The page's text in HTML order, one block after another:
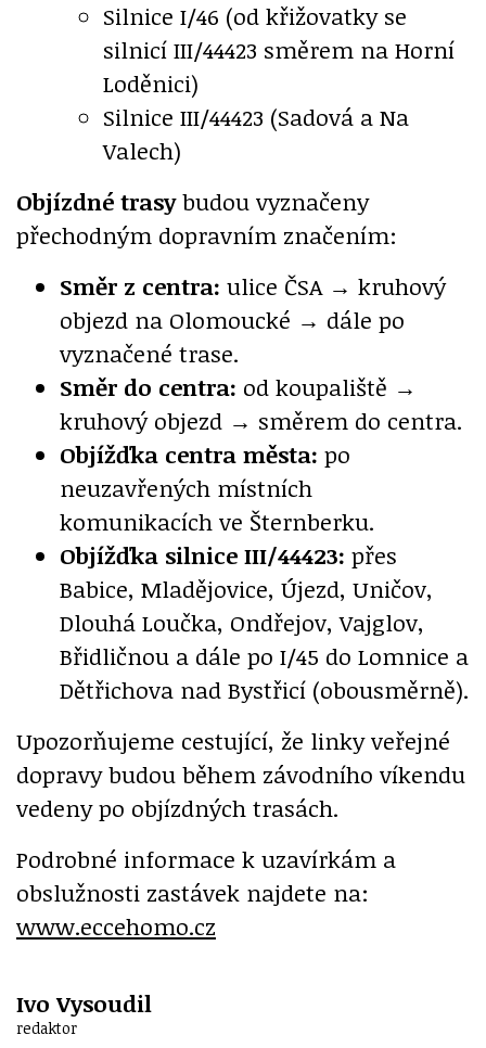
Silnice I/46 (od křižovatky se
silnicí III/44423 směrem na Horní
Loděnici)
Silnice III/44423 (Sadová a Na
Valech)
Objízdné trasybudou vyznačeny
přechodným dopravním značením:
Směr z centra: ulice ČSA → kruhový
objezd na Olomoucké → dále po
vyznačené trase.
Směr do centra: od koupaliště →
kruhový objezd → směrem do centra.
Objížďka centra města: po
neuzavřených místních
komunikacích ve Šternberku.
Objížďka silnice III/44423: přes
Babice, Mladějovice, Újezd, Uničov,
Dlouhá Loučka, Ondřejov, Vajglov,
Břidličnou a dále po I/45 do Lomnice a
Dětřichova nad Bystřicí (obousměrně).
Upozorňujeme cestující, že linky veřejné
dopravy budou během závodního víkendu
vedeny po objízdných trasách.
Podrobné informace k uzavírkám a
obslužnosti zastávek najdete na:
www.eccehomo.cz
Ivo Vysoudil
redaktor